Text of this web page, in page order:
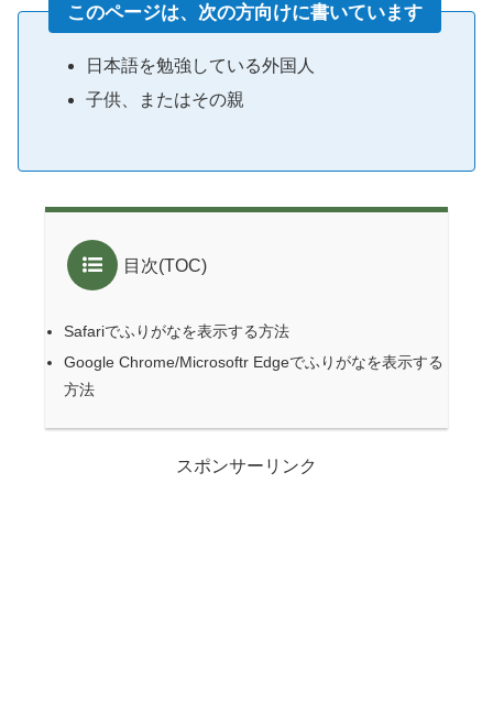
このページは、次の方向けに書いています
日本語を勉強している外国人
子供、またはその親
目次(TOC)
Safariでふりがなを表示する方法
Google Chrome/Microsoftr Edgeでふりがなを表示する
方法
スポンサーリンク